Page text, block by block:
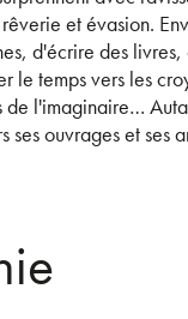
et évasion.
d'écrire des
le temps vers les
de l'imaginaire…
ouvrages et ses